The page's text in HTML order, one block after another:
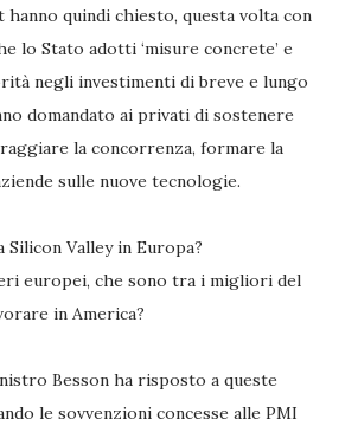
quindi chiesto, questa volta con
lo Stato adotti ‘misure concrete’ e
negli investimenti di breve e lungo
domandato ai privati di sostenere
la concorrenza, formare la
sulle nuove tecnologie.
Silicon Valley in Europa?
europei, che sono tra i migliori del
in America?
Besson ha risposto a queste
le sovvenzioni concesse alle PMI